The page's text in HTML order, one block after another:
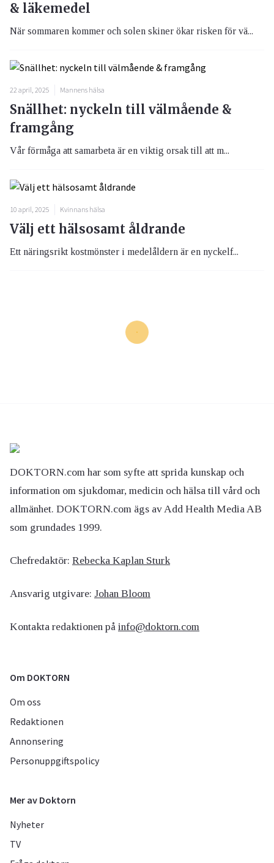
& läkemedel
När sommaren kommer och solen skiner ökar risken för vä...
22 april, 2025 Mannens hälsa
Snällhet: nyckeln till välmående &
framgång
Vår förmåga att samarbeta är en viktig orsak till att m...
10 april, 2025 Kvinnans hälsa
Välj ett hälsosamt åldrande
Ett näringsrikt kostmönster i medelåldern är en nyckelf...
DOKTORN.com har som syfte att sprida kunskap och
information om sjukdomar, medicin och hälsa till vård och
allmänhet. DOKTORN.com ägs av Add Health Media AB
som grundades 1999.
Chefredaktör: Rebecka Kaplan Sturk
Ansvarig utgivare: Johan Bloom
Kontakta redaktionen på info@doktorn.com
Om DOKTORN
Om oss
Redaktionen
Annonsering
Personuppgiftspolicy
Mer av Doktorn
Nyheter
TV